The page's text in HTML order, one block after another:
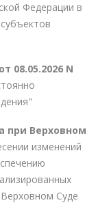
Федерации в
08.05.2026 N
при Верховном
изменений
Суде